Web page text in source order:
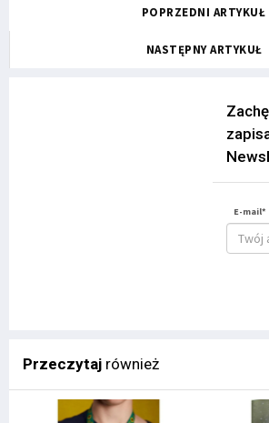
POPRZEDNI ARTYKUŁ
NASTĘPNY ARTYKUŁ
E-mail*
Przeczytaj również